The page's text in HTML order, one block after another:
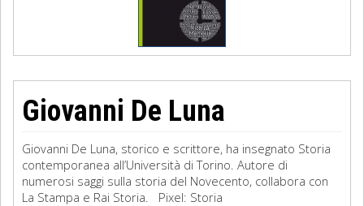
Giovanni De Luna
Giovanni De Luna, storico e scrittore, ha insegnato Storia
contemporanea all’Università di Torino. Autore di
numerosi saggi sulla storia del Novecento, collabora con
La Stampa e Rai Storia. Pixel: Storia